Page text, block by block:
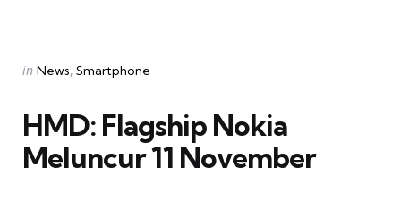
Categories
Posted
in News Smartphone
HMD: Flagship Nokia
Meluncur 11 November